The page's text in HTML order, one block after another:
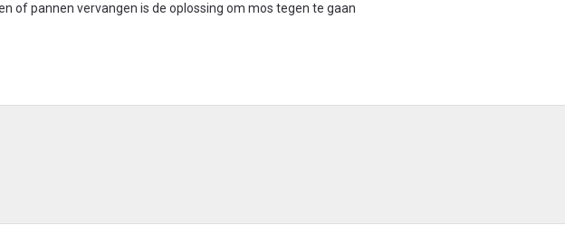
of pannen vervangen is de oplossing om mos tegen te gaan